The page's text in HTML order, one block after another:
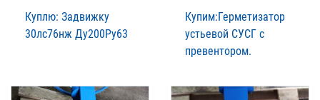
Куплю: Задвижку
30лс76нж Ду200Ру63
Купим:Герметизатор
устьевой СУСГ с
превентором.